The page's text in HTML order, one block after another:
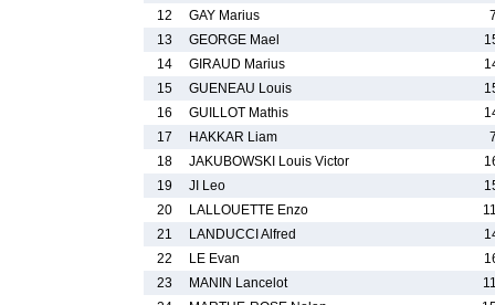
12
GAY Marius
13
GEORGE Mael
14
GIRAUD Marius
15
GUENEAU Louis
16
GUILLOT Mathis
17
HAKKAR Liam
18
JAKUBOWSKI Louis Victor
19
JI Leo
20
LALLOUETTE Enzo
21
LANDUCCI Alfred
22
LE Evan
23
MANIN Lancelot